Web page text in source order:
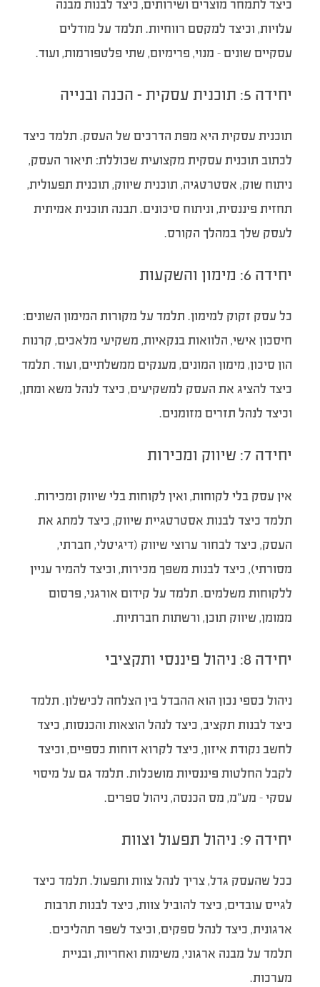
כיצד לתמחר מוצרים ושירותים, כיצד לבנות מבנה
עלויות, וכיצד למקסם רווחיות. תלמד על מודלים
עסקיים שונים – מנוי, פרימיום, שתי פלטפורמות, ועוד.
יחידה 5: תוכנית עסקית – הכנה ובנייה
תוכנית עסקית היא מפת הדרכים של העסק. תלמד כיצד
לכתוב תוכנית עסקית מקצועית שכוללת: תיאור העסק,
ניתוח שוק, אסטרטגיה, תוכנית שיווק, תוכנית תפעולית,
תחזית פיננסית, וניתוח סיכונים. תבנה תוכנית אמיתית
לעסק שלך במהלך הקורס.
יחידה 6: מימון והשקעות
כל עסק זקוק למימון. תלמד על מקורות המימון השונים:
חיסכון אישי, הלוואות בנקאיות, משקיעי מלאכים, קרנות
הון סיכון, מימון המונים, מענקים ממשלתיים, ועוד. תלמד
כיצד להציג את העסק למשקיעים, כיצד לנהל משא ומתן,
וכיצד לנהל תזרים מזומנים.
יחידה 7: שיווק ומכירות
אין עסק בלי לקוחות, ואין לקוחות בלי שיווק ומכירות.
תלמד כיצד לבנות אסטרטגיית שיווק, כיצד למתג את
העסק, כיצד לבחור ערוצי שיווק (דיגיטלי, חברתי,
מסורתי), כיצד לבנות משפך מכירות, וכיצד להמיר עניין
ללקוחות משלמים. תלמד על קידום אורגני, פרסום
ממומן, שיווק תוכן, ורשתות חברתיות.
יחידה 8: ניהול פיננסי ותקציבי
ניהול כספי נכון הוא ההבדל בין הצלחה לכישלון. תלמד
כיצד לבנות תקציב, כיצד לנהל הוצאות והכנסות, כיצד
לחשב נקודת איזון, כיצד לקרוא דוחות כספיים, וכיצד
לקבל החלטות פיננסיות מושכלות. תלמד גם על מיסוי
עסקי – מע”מ, מס הכנסה, ניהול ספרים.
יחידה 9: ניהול תפעול וצוות
ככל שהעסק גדל, צריך לנהל צוות ותפעול. תלמד כיצד
לגייס עובדים, כיצד להוביל צוות, כיצד לבנות תרבות
ארגונית, כיצד לנהל ספקים, וכיצד לשפר תהליכים.
תלמד על מבנה ארגוני, משימות ואחריות, ובניית
מערכות.